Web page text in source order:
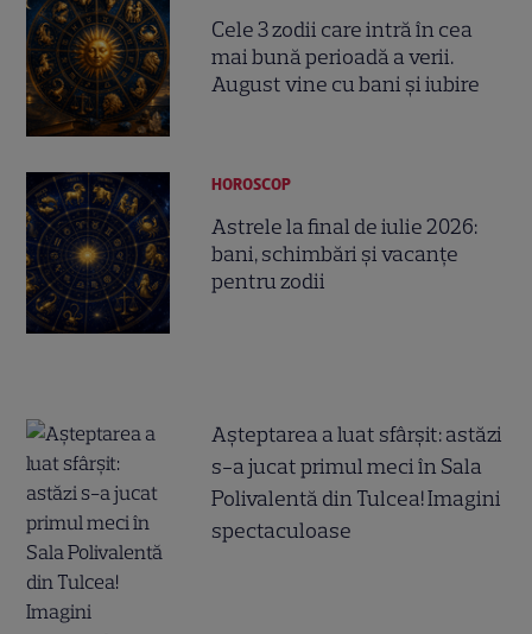
Cele 3 zodii care intră în cea
mai bună perioadă a verii.
August vine cu bani și iubire
HOROSCOP
Astrele la final de iulie 2026:
bani, schimbări și vacanțe
pentru zodii
Așteptarea a luat sfârșit: astăzi
s-a jucat primul meci în Sala
Polivalentă din Tulcea! Imagini
spectaculoase